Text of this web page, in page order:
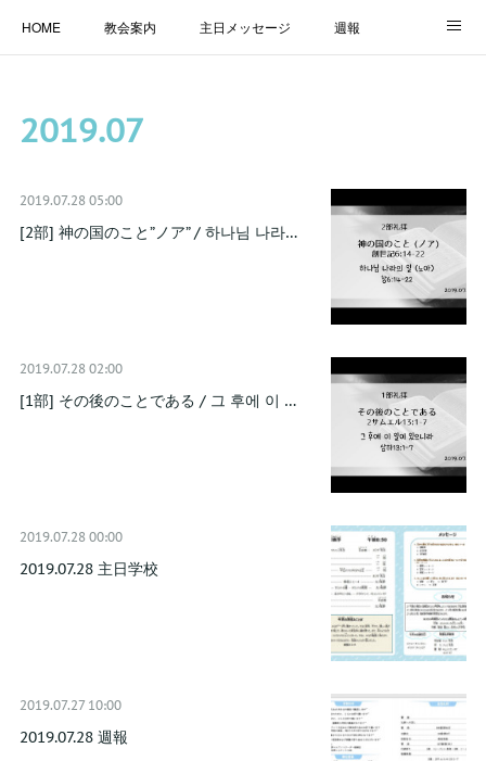
HOME 教会案内 主日メッセージ 週報
LINK
2019.07
2019.07.28 05:00
[2部] 神の国のこと”ノア” / 하나님 나라…
2019.07.28 02:00
[1部] その後のことである / 그 후에 이 …
2019.07.28 00:00
2019.07.28 主日学校
2019.07.27 10:00
2019.07.28 週報